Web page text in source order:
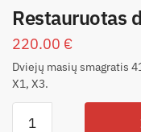
Restauruotas
220.00 €
Dviejų masių smagratis
X1, X3.